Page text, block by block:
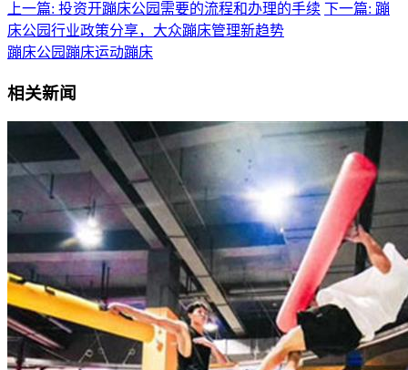
上一篇: 投资开蹦床公园需要的流程和办理的手续 下一篇: 蹦
床公园行业政策分享，大众蹦床管理新趋势
蹦床公园 蹦床运动蹦床
相关新闻